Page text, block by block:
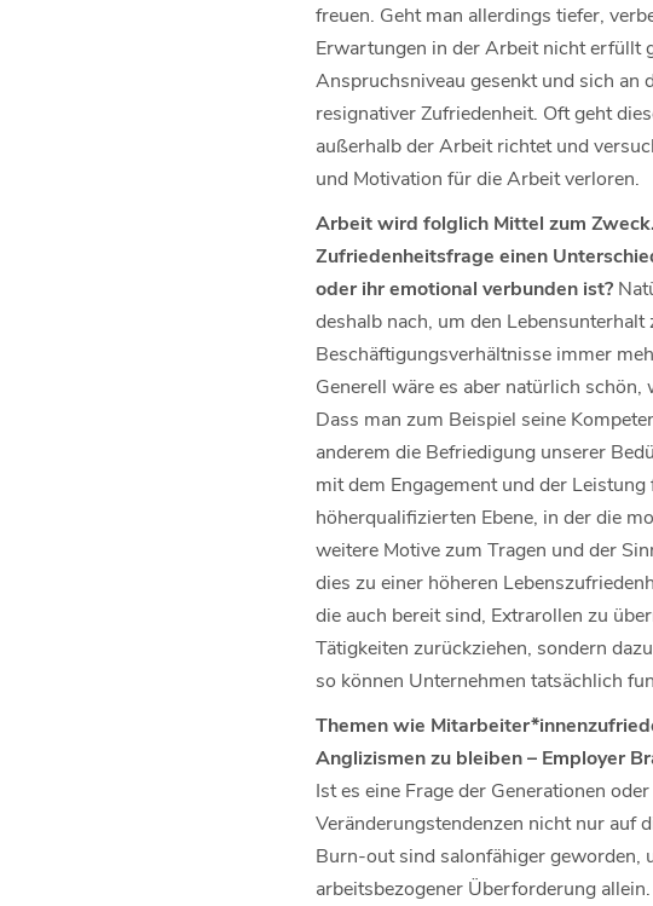
freuen. Geht man allerdings tiefer,
Erwartungen in der Arbeit nicht erfüllt
Anspruchsniveau gesenkt und sich an
resignativer Zufriedenheit. Oft geht
außerhalb der Arbeit richtet und
und Motivation für die Arbeit verloren.
Arbeit wird folglich Mittel zum
Zufriedenheitsfrage einen
oder ihr emotional verbunden ist?
deshalb nach, um den
Beschäftigungsverhältnisse immer
Generell wäre es aber natürlich
Dass man zum Beispiel seine
anderem die Befriedigung unserer
mit dem Engagement und der
höherqualifizierten Ebene, in der die
weitere Motive zum Tragen und der
dies zu einer höheren
die auch bereit sind, Extrarollen zu
Tätigkeiten zurückziehen, sondern
so können Unternehmen tatsächlich
Themen wie
Anglizismen zu bleiben – Employer
Ist es eine Frage der Generationen
Veränderungstendenzen nicht nur auf
Burn-out sind salonfähiger geworden,
arbeitsbezogener Überforderung